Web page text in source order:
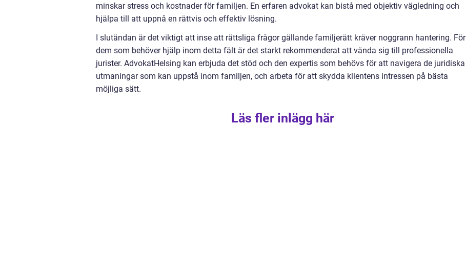
minskar stress och kostnader för familjen. En erfaren advokat kan bistå med objektiv vägledning och
hjälpa till att uppnå en rättvis och effektiv lösning.
I slutändan är det viktigt att inse att rättsliga frågor gällande familjerätt kräver noggrann hantering. För
dem som behöver hjälp inom detta fält är det starkt rekommenderat att vända sig till professionella
jurister. AdvokatHelsing kan erbjuda det stöd och den expertis som behövs för att navigera de juridiska
utmaningar som kan uppstå inom familjen, och arbeta för att skydda klientens intressen på bästa
möjliga sätt.
Läs fler inlägg här